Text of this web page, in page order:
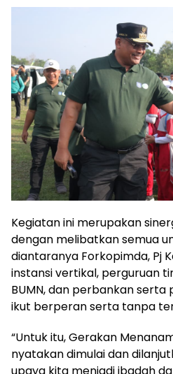
Kegiatan ini merupakan
dengan melibatkan semua
diantaranya Forkopimda, Pj
instansi vertikal, perguruan
BUMN, dan perbankan
ikut berperan serta tanpa
“Untuk itu, Gerakan
nyatakan dimulai dan